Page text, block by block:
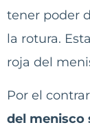
tener poder
la rotura.
roja del
Por el
del menisco